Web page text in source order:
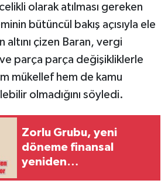
olarak atılması gereken
bütüncül bakış açısıyla ele
altını çizen Baran, vergi
parça parça değişikliklerle
mükellef hem de kamu
olmadığını söyledi.
Zorlu Grubu, yeni
döneme finansal
yeniden